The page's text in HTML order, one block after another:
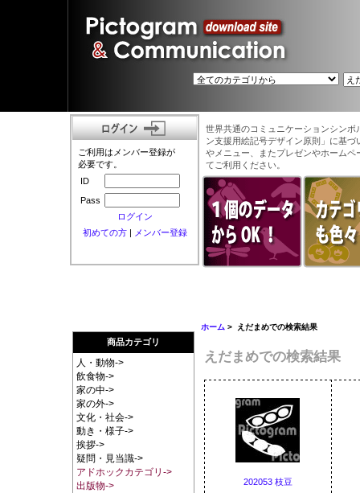
ご利用はメンバー登録が
必要です。
ID
Pass
ログイン
初めての方| メンバー登録
世界共通のコミュニケーションシン
ン支援用絵記号デザイン原則」に基
やメニュー、またプレゼンやホーム
てご利用ください。
商品カテゴリ
人・動物->
飲食物->
家の中->
家の外->
文化・社会->
動き・様子->
挨拶->
疑問・見当識->
アドホックカテゴリ->
出版物->
ホーム > えだまめでの検索結果
えだまめでの検索結果
202053 枝豆